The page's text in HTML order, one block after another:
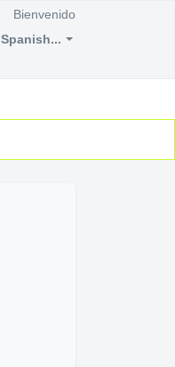
Spanish...
Bienvenido